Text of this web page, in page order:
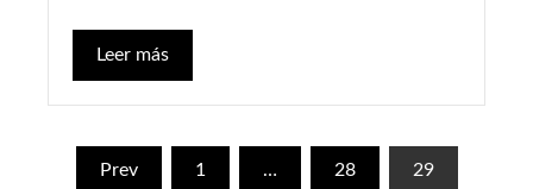
Leer más
Paginación
Prev 1 … 28 29